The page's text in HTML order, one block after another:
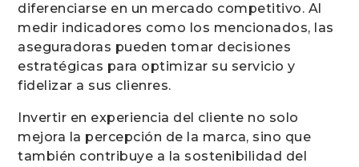
diferenciarse en un mercado competitivo. Al
medir indicadores como los mencionados, las
aseguradoras pueden tomar decisiones
estratégicas para optimizar su servicio y
fidelizar a sus clienres.
Invertir en experiencia del cliente no solo
mejora la percepción de la marca, sino que
también contribuye a la sostenibilidad del